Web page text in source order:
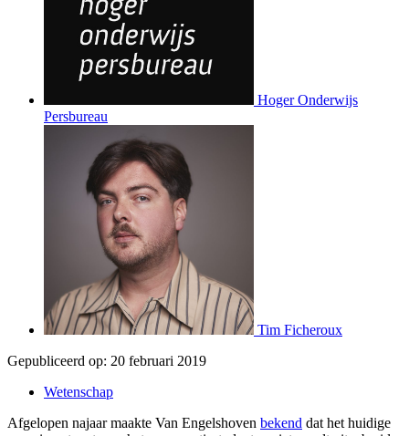
Hoger Onderwijs
Persbureau
Tim Ficheroux
Gepubliceerd op: 20 februari 2019
Wetenschap
Afgelopen najaar maakte Van Engelshoven bekend dat het huidige